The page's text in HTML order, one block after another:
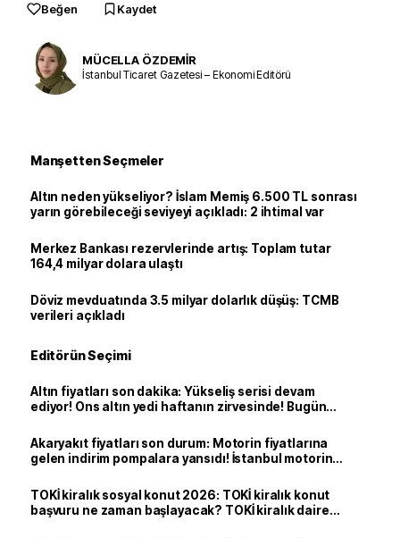
Beğen Kaydet
MÜCELLA ÖZDEMİR
İstanbul Ticaret Gazetesi – Ekonomi Editörü
Manşetten Seçmeler
Altın neden yükseliyor? İslam Memiş 6.500 TL sonrası
yarın görebileceği seviyeyi açıkladı: 2 ihtimal var
Merkez Bankası rezervlerinde artış: Toplam tutar
164,4 milyar dolara ulaştı
Döviz mevduatında 3.5 milyar dolarlık düşüş: TCMB
verileri açıkladı
Editörün Seçimi
Altın fiyatları son dakika: Yükseliş serisi devam
ediyor! Ons altın yedi haftanın zirvesinde! Bugün
Akaryakıt fiyatları son durum: Motorin fiyatlarına
gelen indirim pompalara yansıdı! İstanbul motorin
TOKİ kiralık sosyal konut 2026: TOKİ kiralık konut
başvuru ne zaman başlayacak? TOKİ kiralık daire